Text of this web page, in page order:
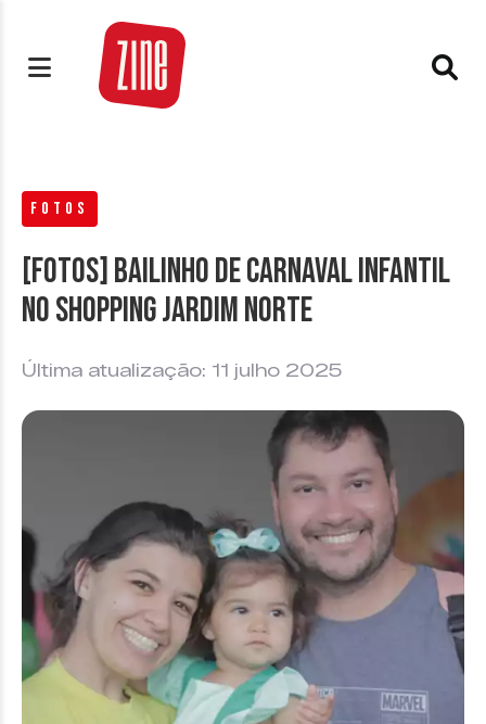
FOTOS
[FOTOS] Bailinho de carnaval infantil
no Shopping Jardim Norte
Última atualização: 11 julho 2025